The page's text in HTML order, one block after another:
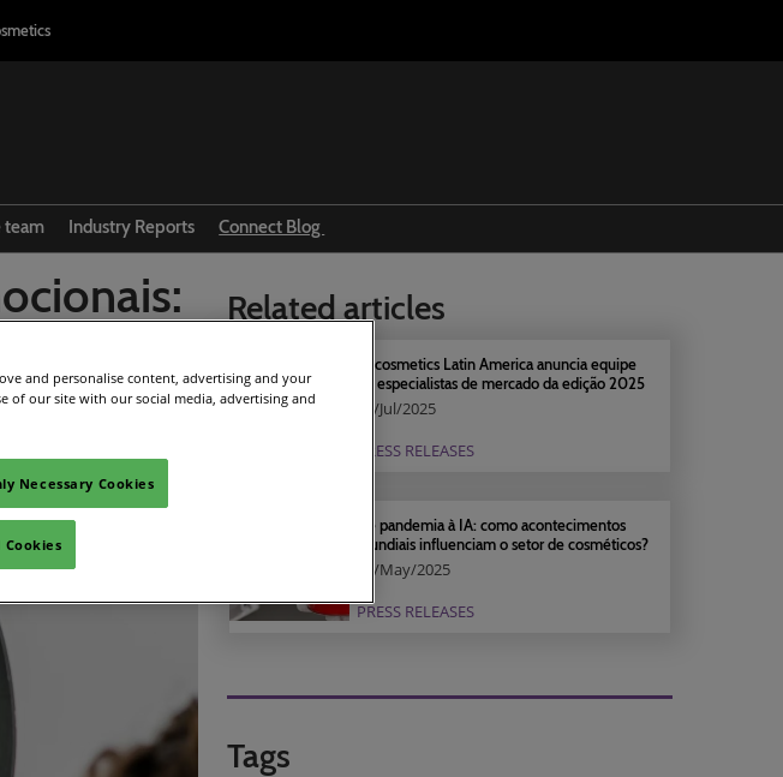
team Industry Reports Connect Blog
Trends
Event news
Related articles
in-cosmetics Latin America anuncia equipe
de especialistas de mercado da edição 2025
12/Jul/2025
PRESS RELEASES
De pandemia à IA: como acontecimentos
mundiais influenciam o setor de cosméticos?
23/May/2025
PRESS RELEASES
Tags
and personalise content, advertising and your
of our site with our social media, advertising and
Necessary Cookies